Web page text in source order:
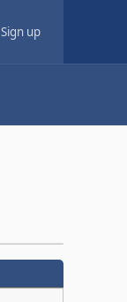
Sign up